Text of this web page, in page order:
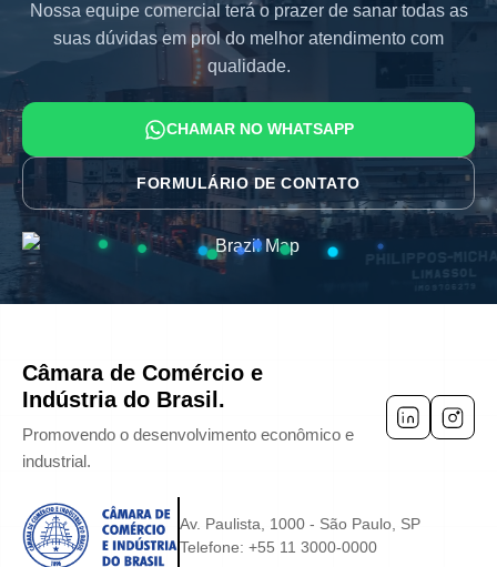
Nossa equipe comercial terá o prazer de sanar todas as
suas dúvidas em prol do melhor atendimento com
qualidade.
CHAMAR NO WHATSAPP
FORMULÁRIO DE CONTATO
Câmara de Comércio e
Indústria do Brasil.
Promovendo o desenvolvimento econômico e
industrial.
Av. Paulista, 1000 - São Paulo, SP
Telefone:+55 11 3000-0000